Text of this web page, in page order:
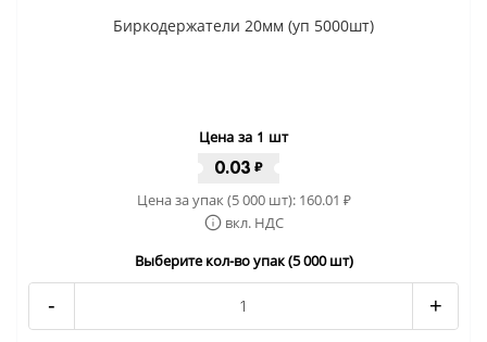
Биркодержатели 20мм (уп 5000шт)
Цена за 1 шт
0.03 ₽
Цена за упак (5 000 шт): 160.01 ₽
вкл. НДС
Выберите кол-во упак (5 000 шт)
- +